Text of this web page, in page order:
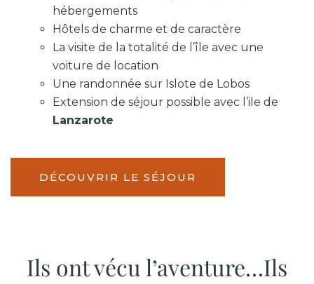
hébergements
Hôtels de charme et de caractère
La visite de la totalité de l’île avec une
voiture de location
Une randonnée sur Islote de Lobos
Extension de séjour possible avec l’ile de
Lanzarote
DÉCOUVRIR LE SÉJOUR
Ils ont vécu l’aventure…Ils